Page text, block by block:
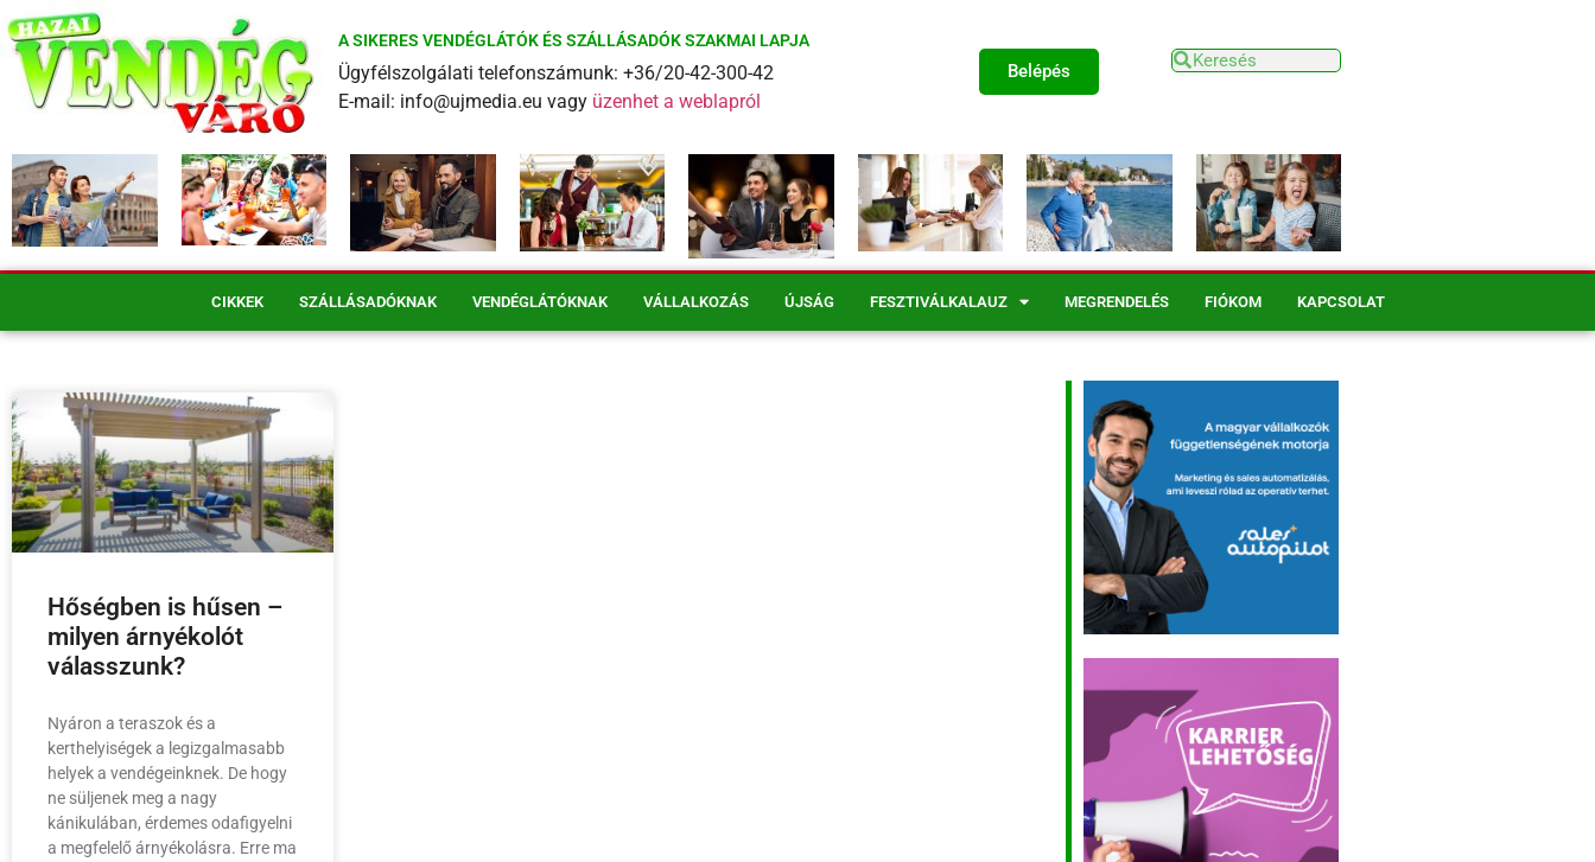
A SIKERES VENDÉGLÁTÓK ÉS SZÁLLÁSADÓK SZAKMAI LAPJA
Ügyfélszolgálati telefonszámunk: +36/20-42-300-42
E-mail: info@ujmedia.eu vagy üzenhet a weblapról
Belépés
CIKKEK SZÁLLÁSADÓKNAK VENDÉGLÁTÓKNAK VÁLLALKOZÁS ÚJSÁG FESZTIVÁLKALAUZ MEGRENDELÉS FIÓKOM KAPCSOLAT
Hőségben is hűsen –
milyen árnyékolót
válasszunk?
Nyáron a teraszok és a
kerthelyiségek a legizgalmasabb
helyek a vendégeinknek. De hogy
ne süljenek meg a nagy
kánikulában, érdemes odafigyelni
a megfelelő árnyékolásra. Erre ma